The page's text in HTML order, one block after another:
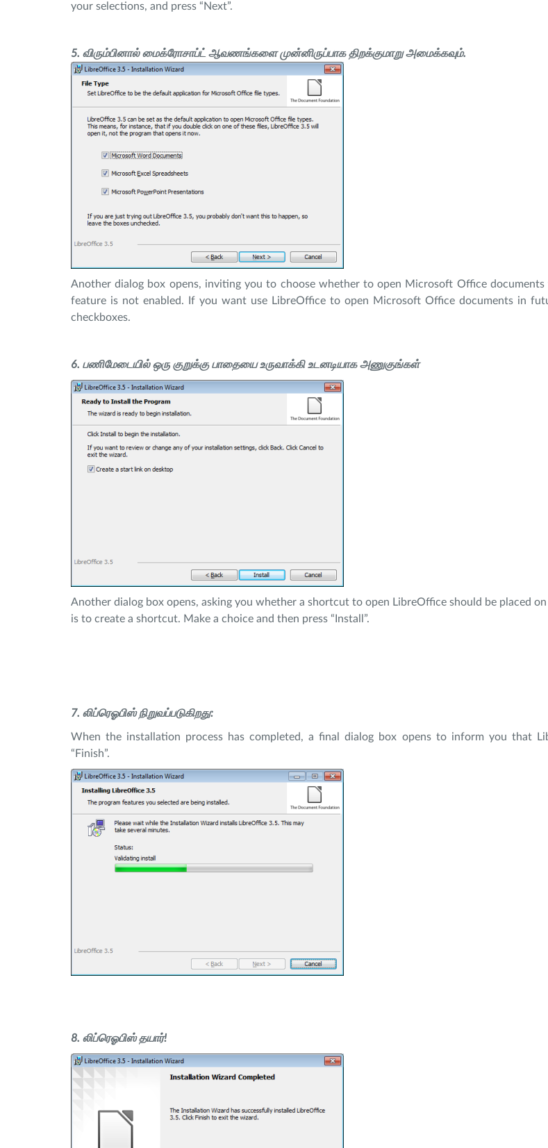
your selections, and press “Next”.
5. விரும்பினால் மைக்ரோசாப்ட் ஆவணங்களை முன்னிருப்பாக திறக்குமாறு அமைக்கவும்.
Another dialog box opens, inviting you to choose whether to open Microsoft Office
feature is not enabled. If you want use LibreOffice to open Microsoft Office documents in
checkboxes.
6. பணிமேடையில் ஒரு குறுக்கு பாதையை உருவாக்கி உடனடியாக அணுகுங்கள்
Another dialog box opens, asking you whether a shortcut to open LibreOffice should be placed
is to create a shortcut. Make a choice and then press “Install”.
7. லிப்ரெஓபிஸ்நிறுவப்படுகிறது:
When the installation process has completed, a final dialog box opens to inform you that
“Finish”.
8. லிப்ரெஓபிஸ் தயார்!